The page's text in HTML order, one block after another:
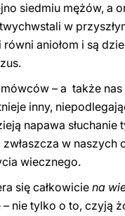
siedmiu mężów, a
w
aniołom i są
– a także nas
inny,
napawa słuchanie
w
wiecznego.
się całkowicie na
nie tylko o to, czyją